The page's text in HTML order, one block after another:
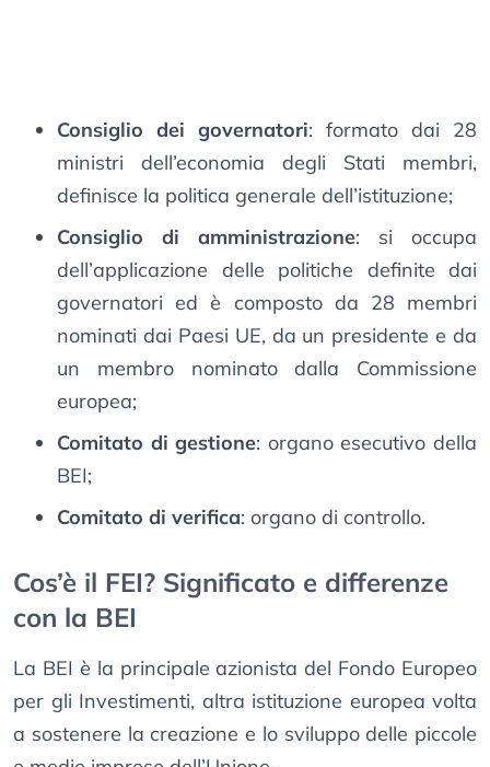
Consiglio dei governatori: formato dai 28
ministri dell’economia degli Stati membri,
definisce la politica generale dell’istituzione;
Consiglio di amministrazione: si occupa
dell’applicazione delle politiche definite dai
governatori ed è composto da 28 membri
nominati dai Paesi UE, da un presidente e da
un membro nominato dalla Commissione
europea;
Comitato di gestione: organo esecutivo della
BEI;
Comitato di verifica: organo di controllo.
Cos’è il FEI? Significato e differenze
con la BEI
La BEI è la principale azionista del Fondo Europeo
per gli Investimenti, altra istituzione europea volta
a sostenere la creazione e lo sviluppo delle piccole